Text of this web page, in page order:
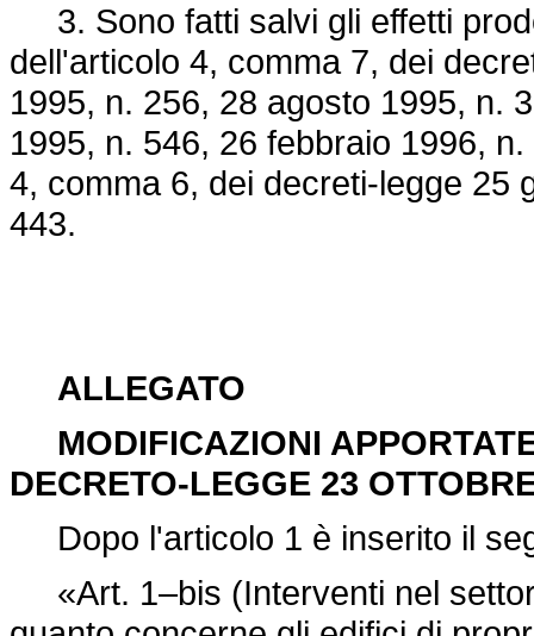
3. Sono fatti salvi gli effetti
dell'articolo 4, comma 7, dei
1995, n. 256, 28 agosto 1995, n.
1995, n. 546, 26 febbraio 1996,
4, comma 6, dei decreti-legge 25
443.
ALLEGATO
MODIFICAZIONI
DECRETO-LEGGE 23
Dopo l'articolo 1 è inserito il
«Art. 1–bis (Interventi nel